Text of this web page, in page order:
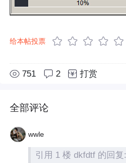
给本帖投票
751 2 打赏
全部评论
wwle
引用 1 楼 dkfdtf 的回复: